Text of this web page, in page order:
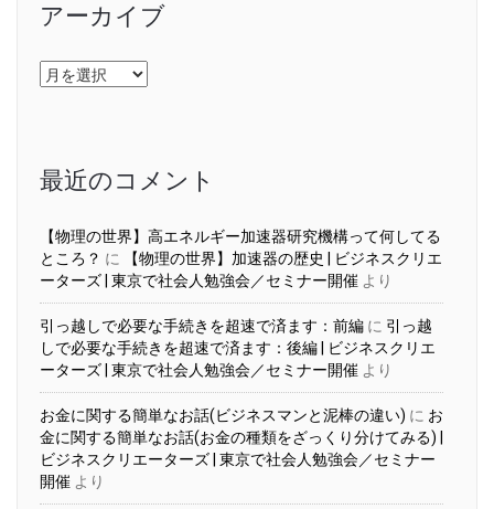
アーカイブ
ア
ー
最近のコメント
【物理の世界】高エネルギー加速器研究機構って何してる
ところ？ に
【物理の世界】加速器の歴史 | ビジネスクリエ
ーターズ | 東京で社会人勉強会／セミナー開催 より
引っ越しで必要な手続きを超速で済ます：前編 に 引っ越
しで必要な手続きを超速で済ます：後編 | ビジネスクリエ
ーターズ | 東京で社会人勉強会／セミナー開催 より
お金に関する簡単なお話(ビジネスマンと泥棒の違い) に お
金に関する簡単なお話(お金の種類をざっくり分けてみる) |
ビジネスクリエーターズ | 東京で社会人勉強会／セミナー
開催 より